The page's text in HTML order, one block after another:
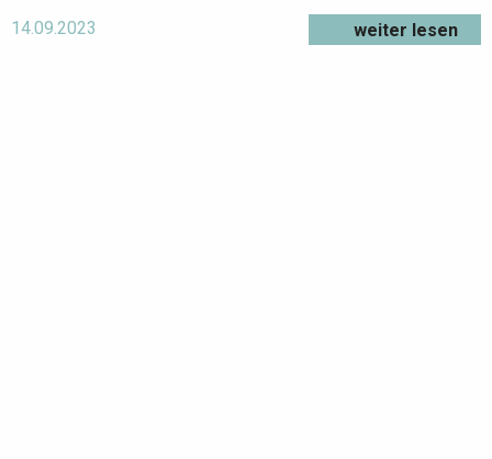
14.09.2023 weiter lesen